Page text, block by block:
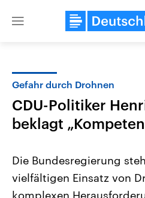
Close
Gefahr durch Drohnen
CDU-Politiker
beklagt
Die Bundesregierung
vielfältigen Einsatz von
komplexen